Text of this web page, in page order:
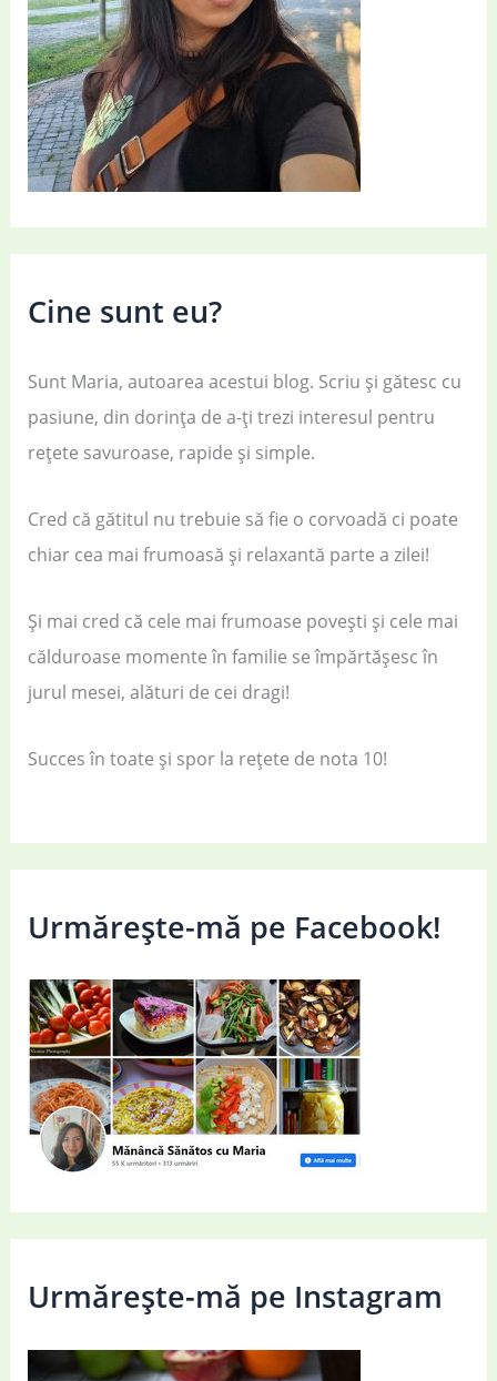
Cine sunt eu?
Sunt Maria, autoarea acestui blog. Scriu și gătesc cu
pasiune, din dorința de a-ți trezi interesul pentru
rețete savuroase, rapide și simple.
Cred că gătitul nu trebuie să fie o corvoadă ci poate
chiar cea mai frumoasă și relaxantă parte a zilei!
Și mai cred că cele mai frumoase povești și cele mai
călduroase momente în familie se împărtășesc în
jurul mesei, alături de cei dragi!
Succes în toate și spor la rețete de nota 10!
Urmărește-mă pe Facebook!
Urmărește-mă pe Instagram